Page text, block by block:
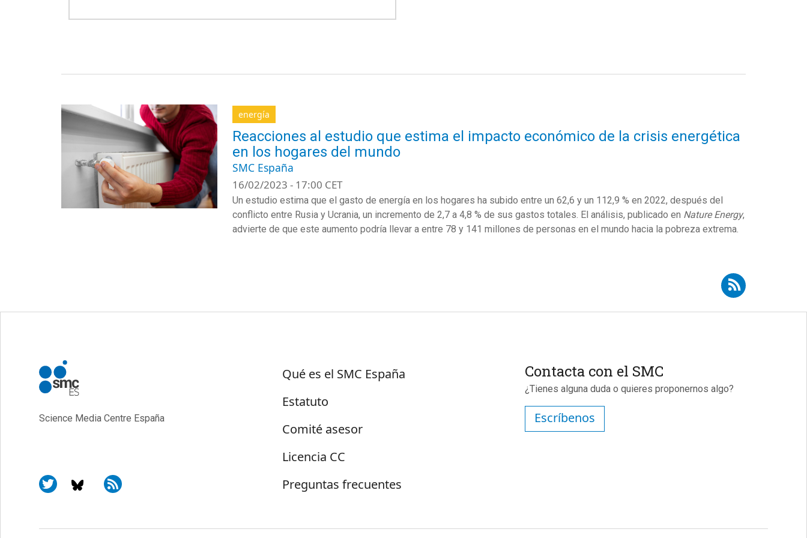
energía
Reacciones al estudio que estima el impacto económico de la crisis energética
en los hogares del mundo
SMC España
16/02/2023 - 17:00 CET
Un estudio estima que el gasto de energía en los hogares ha subido entre un 62,6 y un 112,9 % en 2022, después del
conflicto entre Rusia y Ucrania, un incremento de 2,7 a 4,8 % de sus gastos totales. El análisis, publicado en Nature Energy,
advierte de que este aumento podría llevar a entre 78 y 141 millones de personas en el mundo hacia la pobreza extrema.
Suscribirse a RSS - Paloma Taltavull
Science Media Centre España
Sobre SMC España
Qué es el SMC España
Estatuto
Comité asesor
Licencia CC
Preguntas frecuentes
Contacta con el SMC
¿Tienes alguna duda o quieres proponernos algo?
Escríbenos